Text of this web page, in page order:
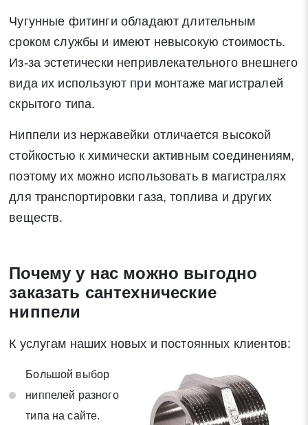
Чугунные фитинги обладают длительным
сроком службы и имеют невысокую стоимость.
Из-за эстетически непривлекательного внешнего
вида их используют при монтаже магистралей
скрытого типа.
Ниппели из нержавейки отличается высокой
стойкостью к химически активным соединениям,
поэтому их можно использовать в магистралях
для транспортировки газа, топлива и других
веществ.
Почему у нас можно выгодно
заказать сантехнические
ниппели
К услугам наших новых и постоянных клиентов:
Большой выбор
ниппелей разного
типа на сайте.